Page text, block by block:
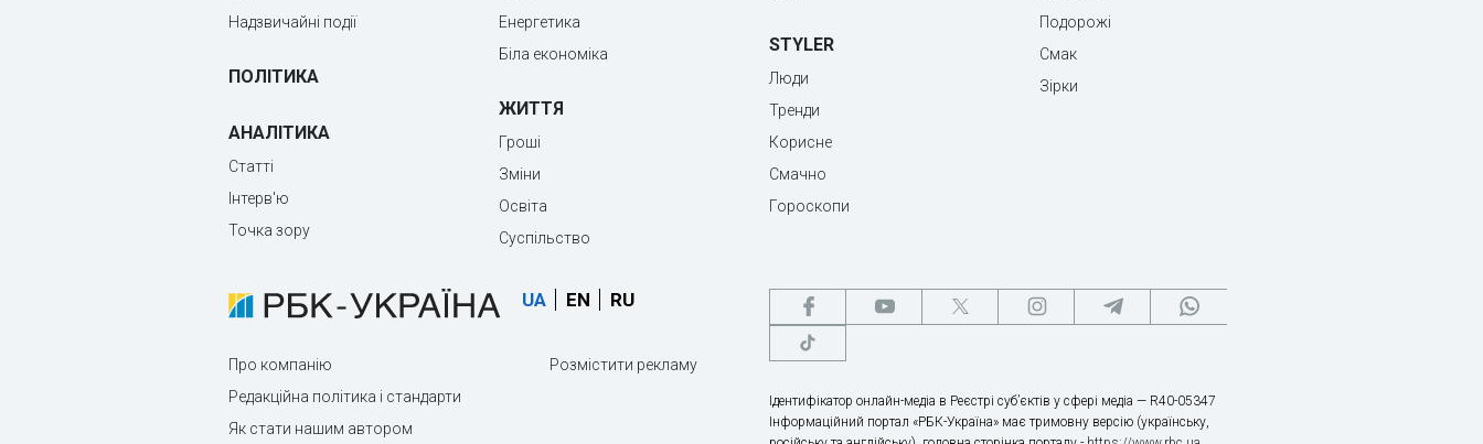
Надзвичайні події
ПОЛІТИКА
АНАЛІТИКА
Статті
Інтерв'ю
Точка зору
Енергетика
Біла економіка
ЖИТТЯ
Гроші
Зміни
Освіта
Суспільство
STYLER
Люди
Тренди
Корисне
Смачно
Гороскопи
Подорожі
Смак
Зірки
UA EN RU
Про компанію
Редакційна політика і стандарти
Як стати нашим автором
Розмістити рекламу
Ідентифікатор онлайн-медіа в Реєстрі суб’єктів у сфері медіа — R40-05347
Інформаційний портал «РБК-Україна» має тримовну версію (українську,